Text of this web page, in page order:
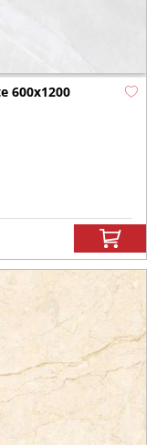
600x1200